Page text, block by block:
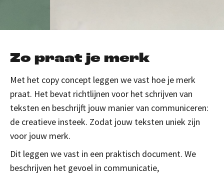
Zo praat je merk
Met het copy concept leggen we vast hoe je merk
praat. Het bevat richtlijnen voor het schrijven van
teksten en beschrijft jouw manier van communiceren:
de creatieve insteek. Zodat jouw teksten uniek zijn
voor jouw merk.
Dit leggen we vast in een praktisch document. We
beschrijven het gevoel in communicatie,